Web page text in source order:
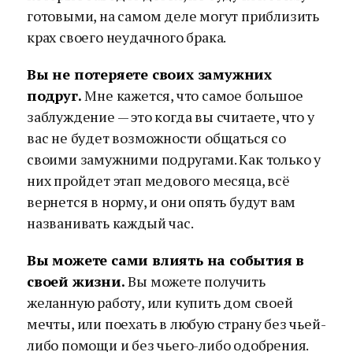
готовыми, на самом деле могут приблизить
крах своего неудачного брака.
Вы не потеряете своих замужних
подруг.Мне кажется, что самое большое
заблуждение — это когда вы считаете, что у
вас не будет возможности общаться со
своими замужними подругами. Как только у
них пройдет этап медового месяца, всё
вернется в норму, и они опять будут вам
названивать каждый час.
Вы можете сами влиять на события в
своей жизни.Вы можете получить
желанную работу, или купить дом своей
мечты, или поехать в любую страну без чьей-
либо помощи и без чьего-либо одобрения.